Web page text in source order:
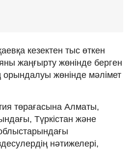
кезектен тыс өткен
жаңғырту жөнінде берген
жөнінде мәлімет
төрағасына Алматы,
Түркістан және
нәтижелері,